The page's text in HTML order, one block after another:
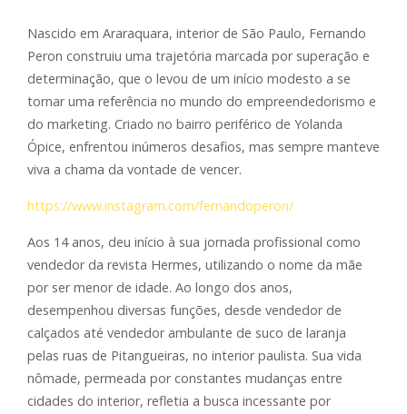
Nascido em Araraquara, interior de São Paulo, Fernando
Peron construiu uma trajetória marcada por superação e
determinação, que o levou de um início modesto a se
tornar uma referência no mundo do empreendedorismo e
do marketing. Criado no bairro periférico de Yolanda
Ópice, enfrentou inúmeros desafios, mas sempre manteve
viva a chama da vontade de vencer.
https://www.instagram.com/fernandoperon/
Aos 14 anos, deu início à sua jornada profissional como
vendedor da revista Hermes, utilizando o nome da mãe
por ser menor de idade. Ao longo dos anos,
desempenhou diversas funções, desde vendedor de
calçados até vendedor ambulante de suco de laranja
pelas ruas de Pitangueiras, no interior paulista. Sua vida
nômade, permeada por constantes mudanças entre
cidades do interior, refletia a busca incessante por